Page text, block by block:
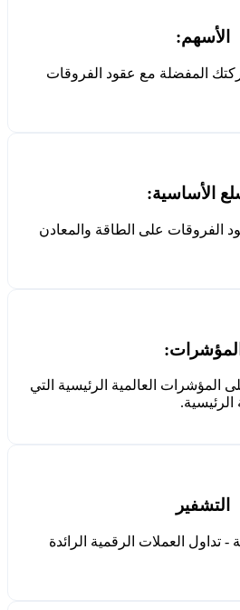
الأسهم:
المفضلة مع عقود الفروقات
الأساسية:
الفروقات على الطاقة والمعادن
المؤشرات:
المؤشرات العالمية الرئيسية التي
الرئيسية.
التشفير
- تداول العملات الرقمية الرائدة